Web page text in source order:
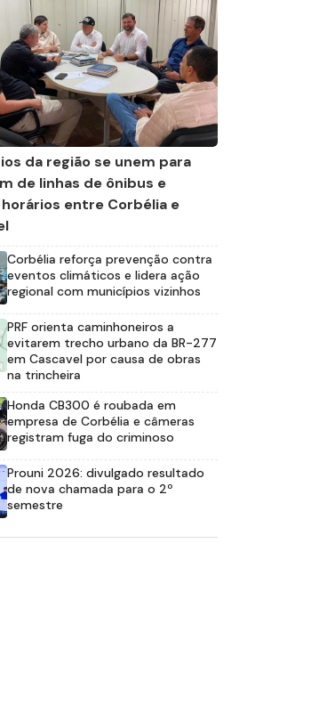
da região se unem para
de linhas de ônibus e
entre Corbélia e
Corbélia reforça prevenção contra
eventos climáticos e lidera ação
regional com municípios vizinhos
PRF orienta caminhoneiros a
evitarem trecho urbano da BR-277
em Cascavel por causa de obras
na trincheira
Honda CB300 é roubada em
empresa de Corbélia e câmeras
registram fuga do criminoso
Prouni 2026: divulgado resultado
de nova chamada para o 2º
semestre